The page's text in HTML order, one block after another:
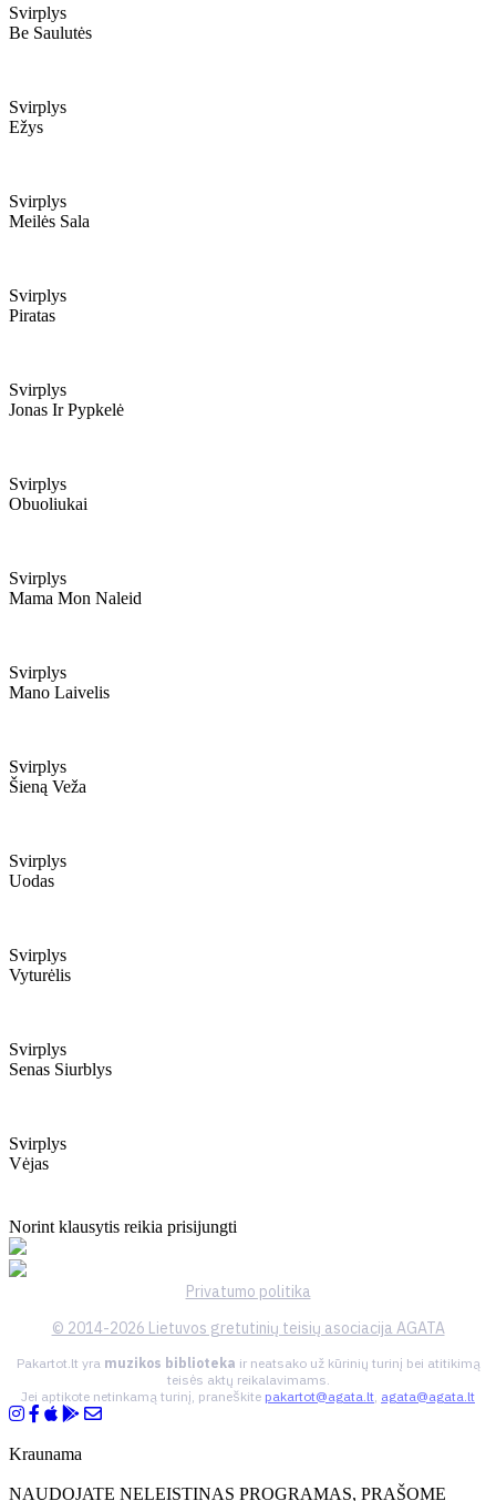
Svirplys
Be Saulutės
Svirplys
Ežys
Svirplys
Meilės Sala
Svirplys
Piratas
Svirplys
Jonas Ir Pypkelė
Svirplys
Obuoliukai
Svirplys
Mama Mon Naleid
Svirplys
Mano Laivelis
Svirplys
Šieną Veža
Svirplys
Uodas
Svirplys
Vyturėlis
Svirplys
Senas Siurblys
Svirplys
Vėjas
Norint klausytis reikia prisijungti
Privatumo politika
© 2014-2026 Lietuvos gretutinių teisių asociacija AGATA
Pakartot.lt yra muzikos biblioteka ir neatsako už kūrinių turinį bei atitikimą
teisės aktų reikalavimams.
Jei aptikote netinkamą turinį, praneškite pakartot@agata.lt, agata@agata.lt
Kraunama
NAUDOJATE NELEISTINAS PROGRAMAS, PRAŠOME